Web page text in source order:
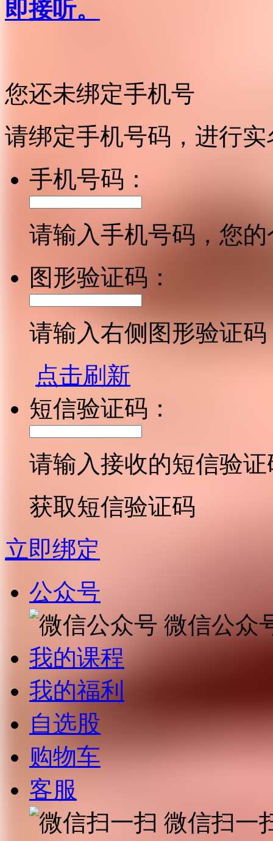
即接听。
您还未绑定手机号
请绑定手机号码，进行
手机号码：
请输入手机号码，您
图形验证码：
请输入右侧图形验证码
点击刷新
短信验证码：
请输入接收的短信验证
获取短信验证码
立即绑定
公众号
微信公众
我的课程
我的福利
自选股
购物车
客服
微信扫一